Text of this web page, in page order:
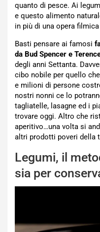
quanto di pesce. Ai
e questo alimento
in più di una opera
Basti pensare ai famosi
da Bud Spencer e Terence
degli anni Settanta.
cibo nobile per quello
e milioni di persone
nostri nonni ce lo
tagliatelle, lasagne ed i
trovare oggi. Altro che
aperitivo…una volta si
altri prodotti poveri della
Legumi, il
sia per